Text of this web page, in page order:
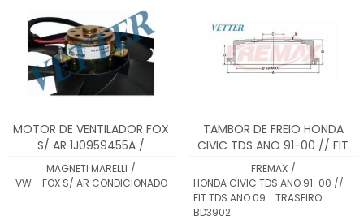
MOTOR DE VENTILADOR FOX
S/ AR 1J0959455A /
1J0959455B / 6E0959455A
MAGNETI MARELLI /
VW - FOX S/ AR CONDICIONADO
TAMBOR DE FREIO HONDA
CIVIC TDS ANO 91-00 // FIT
TDS ANO 09... TRASEIRO
BD3902
FREMAX /
HONDA CIVIC TDS ANO 91-00 //
FIT TDS ANO 09... TRASEIRO
BD3902